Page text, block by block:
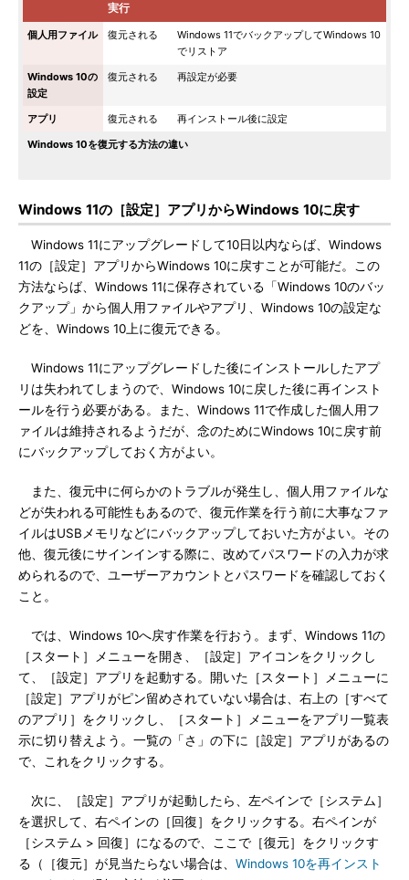
実行
個人用ファイル 復元される
Windows 11でバックアップしてWindows 10
でリストア
Windows 10の
設定
復元される 再設定が必要
アプリ 復元される
再インストール後に設定
Windows 10を復元する方法の違い
Windows 11の［設定］アプリからWindows 10に戻す
Windows 11にアップグレードして10日以内ならば、Windows
11の［設定］アプリからWindows 10に戻すことが可能だ。この
方法ならば、Windows 11に保存されている「Windows 10のバッ
クアップ」から個人用ファイルやアプリ、Windows 10の設定な
どを、Windows 10上に復元できる。
Windows 11にアップグレードした後にインストールしたアプ
リは失われてしまうので、Windows 10に戻した後に再インスト
ールを行う必要がある。また、Windows 11で作成した個人用フ
ァイルは維持されるようだが、念のためにWindows 10に戻す前
にバックアップしておく方がよい。
また、復元中に何らかのトラブルが発生し、個人用ファイルな
どが失われる可能性もあるので、復元作業を行う前に大事なファ
イルはUSBメモリなどにバックアップしておいた方がよい。その
他、復元後にサインインする際に、改めてパスワードの入力が求
められるので、ユーザーアカウントとパスワードを確認しておく
こと。
では、Windows 10へ戻す作業を行おう。まず、Windows 11の
［スタート］メニューを開き、［設定］アイコンをクリックし
て、［設定］アプリを起動する。開いた［スタート］メニューに
［設定］アプリがピン留めされていない場合は、右上の［すべて
のアプリ］をクリックし、［スタート］メニューをアプリ一覧表
示に切り替えよう。一覧の「さ」の下に［設定］アプリがあるの
で、これをクリックする。
次に、［設定］アプリが起動したら、左ペインで［システム］
を選択して、右ペインの［回復］をクリックする。右ペインが
［システム > 回復］になるので、ここで［復元］をクリックす
る（［復元］が見当たらない場合は、 Windows 10を再インスト